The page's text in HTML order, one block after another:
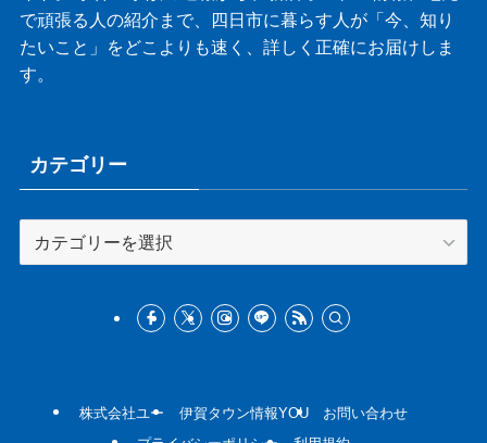
で頑張る人の紹介まで、四日市に暮らす人が「今、知り
たいこと」をどこよりも速く、詳しく正確にお届けしま
す。
カテゴリー
テ
株式会社ユー 伊賀タウン情報YOU
お問い合わせ